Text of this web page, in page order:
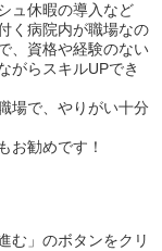
ュ休暇の導入など
く病院内が職場なの
、資格や経験のない
がらスキルUPでき
場で、やりがい十分
お勧めです！
む」のボタンをクリ